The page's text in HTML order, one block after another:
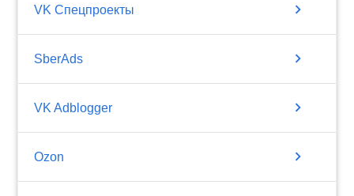
VK Спецпроекты chevron_right
SberAds chevron_right
VK Adblogger chevron_right
Ozon chevron_right